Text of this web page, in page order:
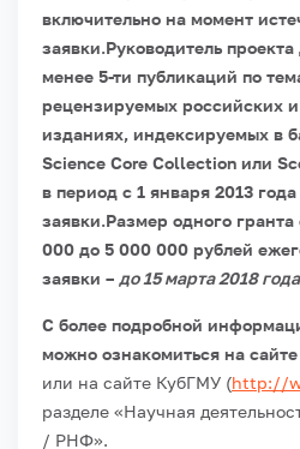
включительно на момент
заявки.Руководитель
менее 5-ти публикаций по
рецензируемых российских
изданиях, индексируемых в
Science Core Collection или
в период с 1 января 2013
заявки.Размер одного гранта
000 до 5 000 000 рублей
заявки – до 15 марта 2018 года
С более подробной
можно ознакомиться на
или на сайте КубГМУ (http://
разделе «Научная
/ РНФ».